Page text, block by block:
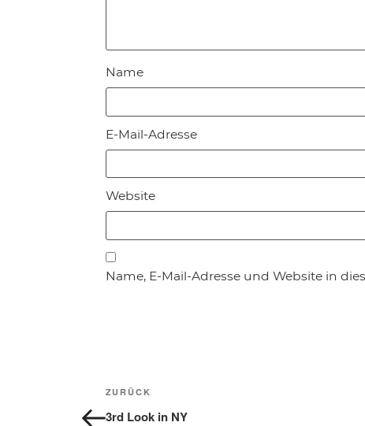
Name
E-Mail-Adresse
Website
Name, E-Mail-Adresse und Website in
Beitragsnavigation
Vorheriger
Beitrag
ZURÜCK
3rd Look in NY